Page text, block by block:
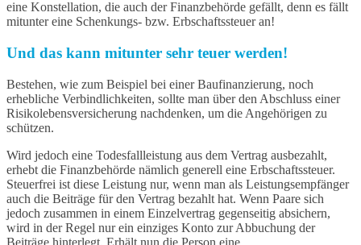
eine Konstellation, die auch der Finanzbehörde gefällt, denn es fällt
mitunter eine Schenkungs- bzw. Erbschaftssteuer an!
Und das kann mitunter sehr teuer werden!
Bestehen, wie zum Beispiel bei einer Baufinanzierung, noch
erhebliche Verbindlichkeiten, sollte man über den Abschluss einer
Risikolebensversicherung nachdenken, um die Angehörigen zu
schützen.
Wird jedoch eine Todesfallleistung aus dem Vertrag ausbezahlt,
erhebt die Finanzbehörde nämlich generell eine Erbschaftssteuer.
Steuerfrei ist diese Leistung nur, wenn man als Leistungsempfänger
auch die Beiträge für den Vertrag bezahlt hat. Wenn Paare sich
jedoch zusammen in einem Einzelvertrag gegenseitig absichern,
wird in der Regel nur ein einziges Konto zur Abbuchung der
Beiträge hinterlegt. Erhält nun die Person eine